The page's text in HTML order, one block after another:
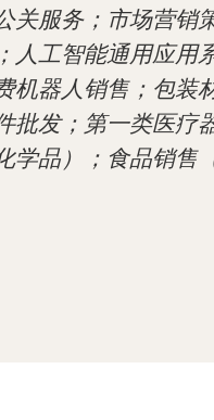
服务；市场营销
工智能通用应用
器人销售；包装
发；第一类医疗
品）；食品销售